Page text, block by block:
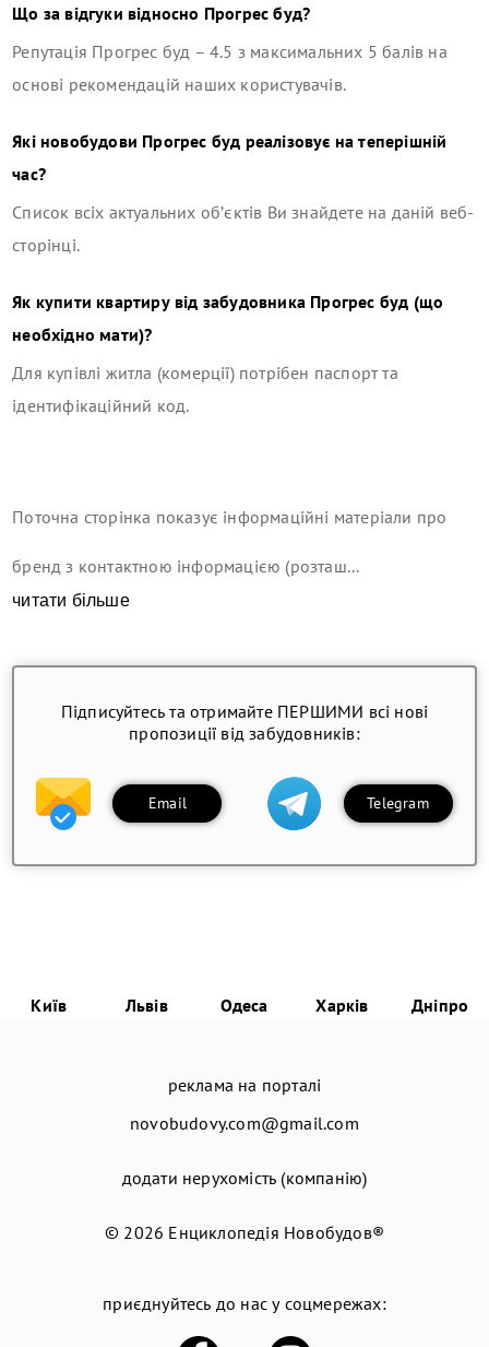
Що за відгуки відносно Прогрес буд?
Репутація Прогрес буд –4.5 з максимальних 5 балів на
основі рекомендацій наших користувачів.
Які новобудови Прогрес буд реалізовує на теперішній
час?
Список всіх актуальних об’єктів Ви знайдете на даній веб-
сторінці.
Як купити квартиру від забудовника Прогрес буд (що
необхідно мати)?
Для купівлі житла (комерції) потрібен паспорт та
ідентифікаційний код.
Поточна сторінка показує інформаційні матеріали про
бренд з контактною інформацією (розташ...
читати більше
Підписуйтесь та отримайте ПЕРШИМИ всі нові
пропозиції від забудовників:
Email Telegram
Київ Львів Одеса Харків Дніпро
реклама на порталі
novobudovy.com@gmail.com
додати нерухомість (компанію)
© 2026 Енциклопедія Новобудов®
приєднуйтесь до нас у соцмережах: